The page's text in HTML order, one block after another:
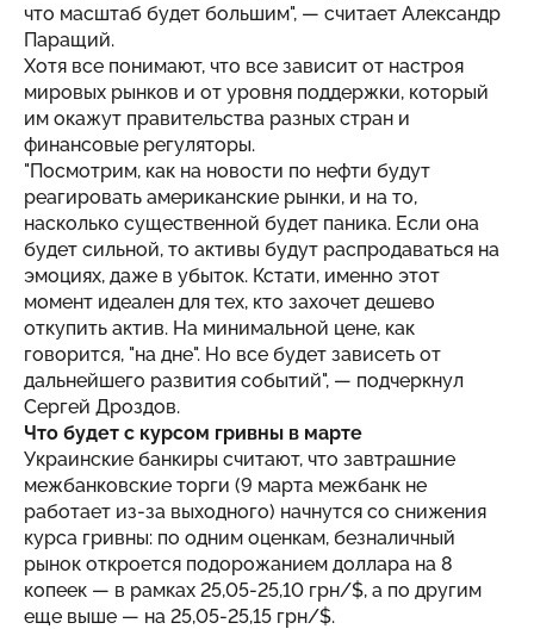
что масштаб будет большим", — считает Александр
Паращий.
Хотя все понимают, что все зависит от настроя
мировых рынков и от уровня поддержки, который
им окажут правительства разных стран и
финансовые регуляторы.
"Посмотрим, как на новости по нефти будут
реагировать американские рынки, и на то,
насколько существенной будет паника. Если она
будет сильной, то активы будут распродаваться на
эмоциях, даже в убыток. Кстати, именно этот
момент идеален для тех, кто захочет дешево
откупить актив. На минимальной цене, как
говорится, "на дне". Но все будет зависеть от
дальнейшего развития событий", — подчеркнул
Сергей Дроздов.
Что будет с курсом гривны в марте
Украинские банкиры считают, что завтрашние
межбанковские торги (9 марта межбанк не
работает из-за выходного) начнутся со снижения
курса гривны: по одним оценкам, безналичный
рынок откроется подорожанием доллара на 8
копеек — в рамках 25,05-25,10 грн/$, а по другим
еще выше — на 25,05-25,15 грн/$.